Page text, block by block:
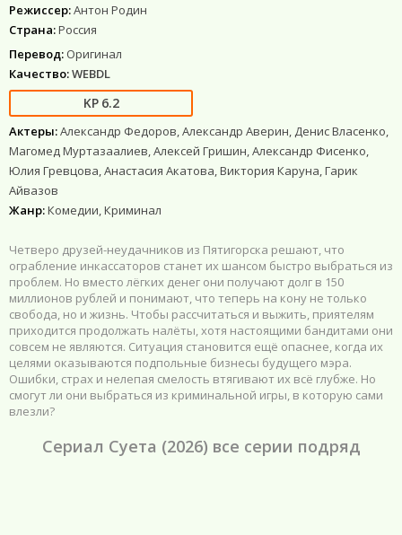
Режиссер:Антон Родин
Страна:Россия
Перевод: Оригинал
Качество:WEBDL
6.2
Актеры:Александр Федоров, Александр Аверин, Денис Власенко,
Магомед Муртазаалиев, Алексей Гришин, Александр Фисенко,
Юлия Гревцова, Анастасия Акатова, Виктория Каруна, Гарик
Айвазов
Жанр:Комедии, Криминал
Четверо друзей-неудачников из Пятигорска решают, что
ограбление инкассаторов станет их шансом быстро выбраться из
проблем. Но вместо лёгких денег они получают долг в 150
миллионов рублей и понимают, что теперь на кону не только
свобода, но и жизнь. Чтобы рассчитаться и выжить, приятелям
приходится продолжать налёты, хотя настоящими бандитами они
совсем не являются. Ситуация становится ещё опаснее, когда их
целями оказываются подпольные бизнесы будущего мэра.
Ошибки, страх и нелепая смелость втягивают их всё глубже. Но
смогут ли они выбраться из криминальной игры, в которую сами
влезли?
Сериал Суета (2026) все серии подряд